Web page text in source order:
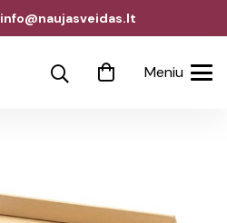
info@naujasveidas.lt
Meniu